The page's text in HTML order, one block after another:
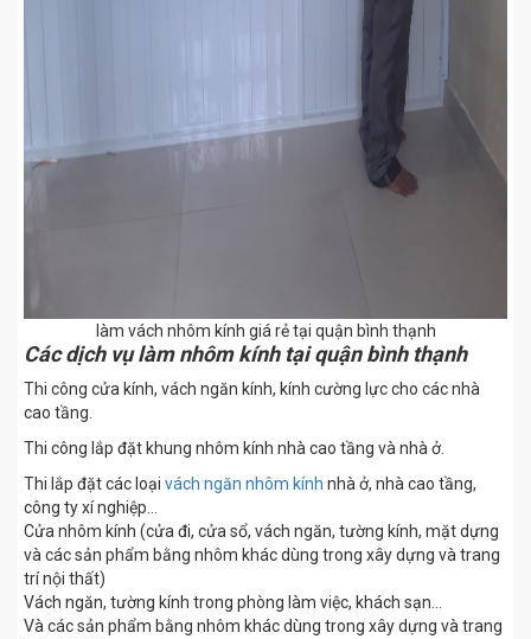
làm vách nhôm kính giá rẻ tại quận bình thạnh
Các dịch vụ làm nhôm kính tại quận bình thạnh
Thi công cửa kính, vách ngăn kính, kính cường lực cho các nhà
cao tầng.
Thi công lắp đặt khung nhôm kính nhà cao tầng và nhà ở.
Thi lắp đặt các loại vách ngăn nhôm kính nhà ở, nhà cao tầng,
công ty xí nghiệp…
Cửa nhôm kính (cửa đi, cửa sổ, vách ngăn, tường kính, mặt dựng
và các sản phẩm bằng nhôm khác dùng trong xây dựng và trang
trí nội thất)
Vách ngăn, tường kính trong phòng làm việc, khách sạn...
Và các sản phẩm bằng nhôm khác dùng trong xây dựng và trang